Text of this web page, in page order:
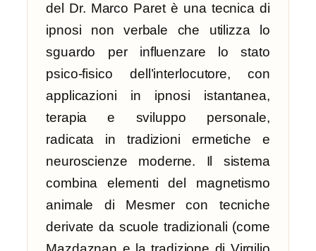
del Dr. Marco Paret è una tecnica di
ipnosi non verbale che utilizza lo
sguardo per influenzare lo stato
psico-fisico dell’interlocutore, con
applicazioni in ipnosi istantanea,
terapia e sviluppo personale,
radicata in tradizioni ermetiche e
neuroscienze moderne. Il sistema
combina elementi del magnetismo
animale di Mesmer con tecniche
derivate da scuole tradizionali (come